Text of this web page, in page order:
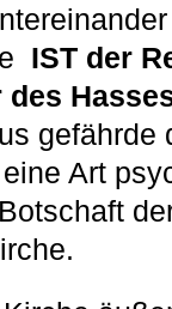
IST der
des
gefährde
Art